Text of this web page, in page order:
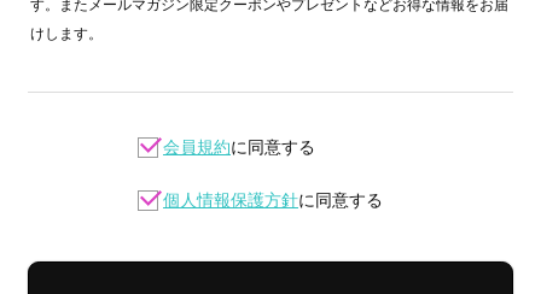
す。またメールマガジン限定クーポンやプレゼントなどお得な情報をお届
けします。
会員規約に同意する
個人情報保護方針に同意する